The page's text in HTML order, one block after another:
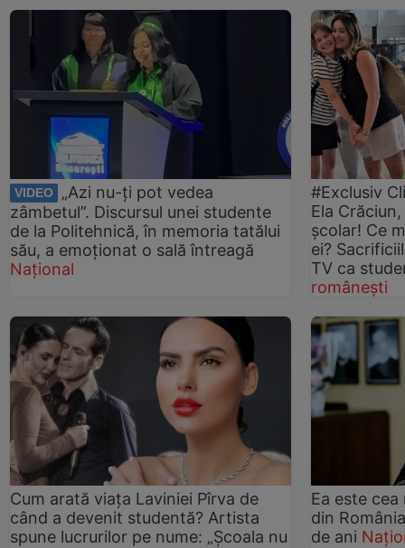
VIDEO
„Azi nu-ți pot vedea
zâmbetul”. Discursul unei studente
de la Politehnică, în memoria tatălui
său, a emoționat o sală întreagă
Național
#Exclusiv
Ela
școlar! Ce
ei?
TV ca
românești
Cum arată viața Laviniei Pîrva de
când a devenit studentă? Artista
spune lucrurilor pe nume: „Școala nu
Ea este
din
de ani